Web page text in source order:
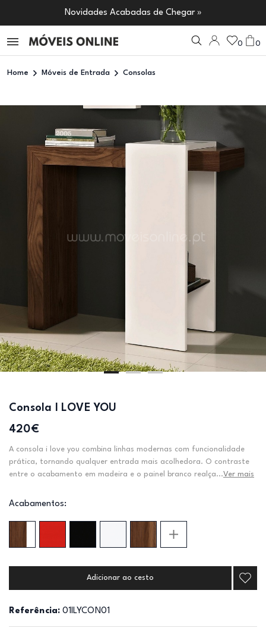
Novidades Acabadas de Chegar »
0 0
Home Móveis de Entrada Consolas
Consola I LOVE YOU
420€
A consola i love you combina linhas modernas com funcionalidade
prática, tornando qualquer entrada mais acolhedora. O contraste
entre o acabamento em madeira e o painel branco realça...Ver mais
Acabamentos:
Adicionar ao cesto
Referência: 01ILYCON01